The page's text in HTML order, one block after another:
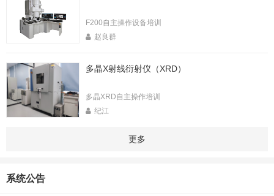
F200自主操作设备培训
赵良群
多晶X射线衍射仪（XRD）
多晶XRD自主操作培训
纪江
更多
系统公告